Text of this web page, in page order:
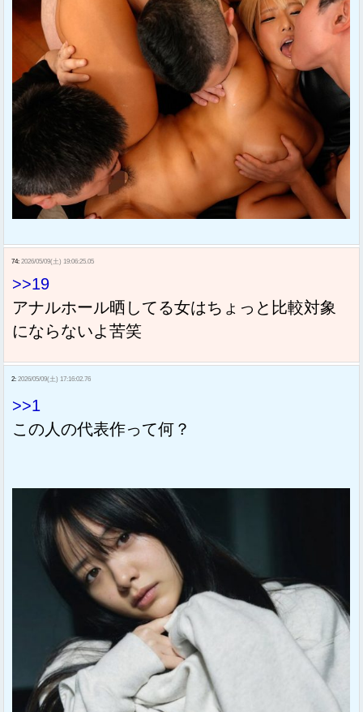
74: 2026/05/09(土) 19:06:25.05
>>19
アナルホール晒してる女はちょっと比較対象
にならないよ苦笑
2: 2026/05/09(土) 17:16:02.76
>>1
この人の代表作って何？